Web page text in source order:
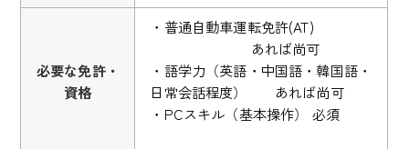
必要な免許・
資格
・普通自動車運転免許(AT)
あれば尚可
・語学力（英語・中国語・韓国語・
日常会話程度） あれば尚可
・PCスキル（基本操作） 必須